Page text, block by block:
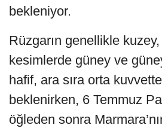
bekleniyor.
Rüzgarın genellikle
kesimlerde güney ve
hafif, ara sıra orta
beklenirken, 6 Temmuz
öğleden sonra